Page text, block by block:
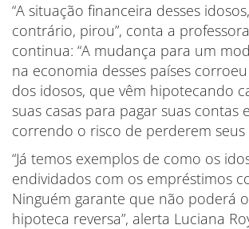
“A situação financeira desses
contrário, pirou”, conta a
continua: “A mudança para um
na economia desses países
dos idosos, que vêm hipotecando
suas casas para pagar suas contas
correndo o risco de perderem seus
“Já temos exemplos de como os
endividados com os empréstimos
Ninguém garante que não poderá
hipoteca reversa”, alerta Luciana